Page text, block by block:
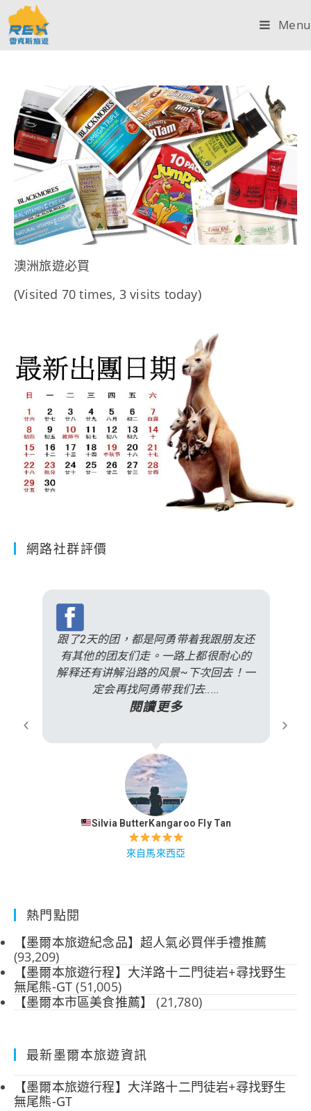
Menu
澳洲旅遊必買
(Visited 70 times, 3 visits today)
網路社群評價
跟了2天的团，都是阿勇带着我跟朋友还
有其他的团友们走。一路上都很耐心的
解释还有讲解沿路的风景~下次回去！一
定会再找阿勇带我们去.....
閱讀更多
Silvia ButterKangaroo Fly Tan
來自馬來西亞
熱門點閱
【墨爾本旅遊紀念品】超人氣必買伴手禮推薦
(93,209)
【墨爾本旅遊行程】大洋路十二門徒岩+尋找野生
無尾熊-GT (51,005)
【墨爾本市區美食推薦】
(21,780)
最新墨爾本旅遊資訊
【墨爾本旅遊行程】大洋路十二門徒岩+尋找野生
無尾熊-GT